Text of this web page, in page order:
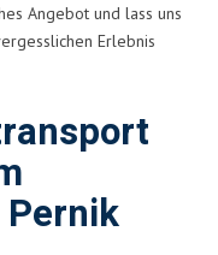
Angebot und lass uns
Erlebnis